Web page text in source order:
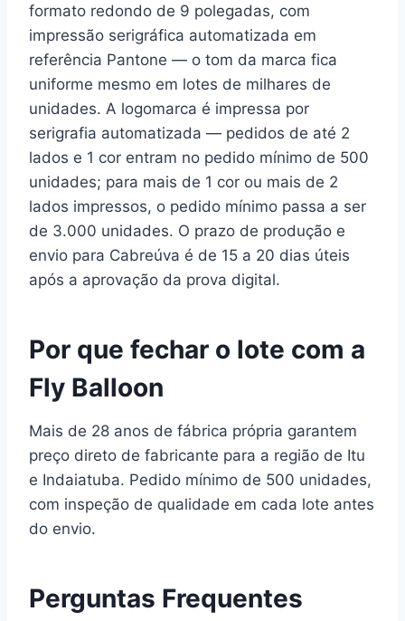
formato redondo de 9 polegadas, com
impressão serigráfica automatizada em
referência Pantone — o tom da marca fica
uniforme mesmo em lotes de milhares de
unidades. A logomarca é impressa por
serigrafia automatizada — pedidos de até 2
lados e 1 cor entram no pedido mínimo de 500
unidades; para mais de 1 cor ou mais de 2
lados impressos, o pedido mínimo passa a ser
de 3.000 unidades. O prazo de produção e
envio para Cabreúva é de 15 a 20 dias úteis
após a aprovação da prova digital.
Por que fechar o lote com a
Fly Balloon
Mais de 28 anos de fábrica própria garantem
preço direto de fabricante para a região de Itu
e Indaiatuba. Pedido mínimo de 500 unidades,
com inspeção de qualidade em cada lote antes
do envio.
Perguntas Frequentes